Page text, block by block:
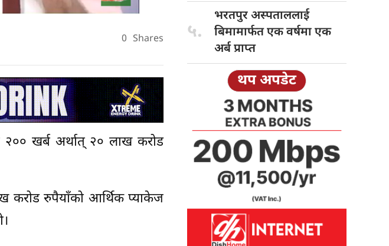
0 Shares
२०० खर्ब अर्थात् २० लाख करोड
करोड रुपैयाँको आर्थिक प्याकेज
५.
भरतपुर अस्पताललाई
बिमामार्फत एक वर्षमा एक
अर्ब प्राप्त
थप अपडेट